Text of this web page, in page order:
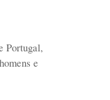
Portugal,
e